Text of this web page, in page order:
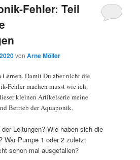
Fehler: Teil
vonArne Möller
Lernen. Damit Du aber nicht die
Fehler machen musst wie ich,
kleinen Artikelserie meine
Betrieb der Aquaponik.
Leitungen? Wie haben sich die
War Pumpe 1 oder 2 zuletzt
schon mal ausgefallen?